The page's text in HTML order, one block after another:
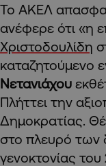
Το ΑΚΕΛ
ανέφερε ότι «η
Χριστοδουλίδη
καταζητούμενο
Νετανιάχου
Πλήττει την
Δημοκρατίας.
στο πλευρό
γενοκτονίας του